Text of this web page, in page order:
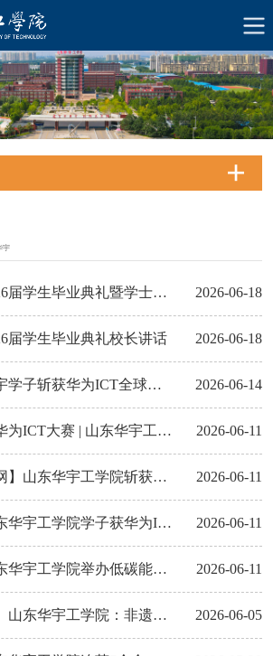
宇
【德州日报】2026届学生毕业典礼暨学士学位授予仪式上校长赠书 2026-06-18
届学生毕业典礼校长讲话 2026-06-18
【德州晚报】华宇学子斩获华为ICT全球总决赛一等奖 2026-06-14
【德州新闻网】华为ICT大赛 | 山东华宇工学院代表队荣获全球总决赛一等奖！ 2026-06-11
【山东教育新闻网】山东华宇工学院斩获华为ICT大赛全球总决赛一等奖 2026-06-11
【大众新闻】山东华宇工学院学子获华为ICT大赛全球总决赛一等奖 2026-06-11
【大众新闻】山东华宇工学院举办低碳能源与智能电网国际学术会议 2026-06-11
【山东教育新闻】山东华宇工学院：非遗市集搬进校园 2026-06-05